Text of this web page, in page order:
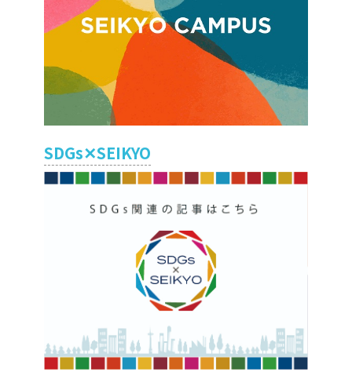
SDGs✕SEIKYO